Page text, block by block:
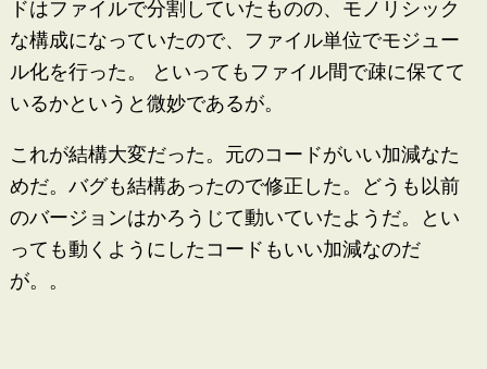
ドはファイルで分割していたものの、モノリシック
な構成になっていたので、ファイル単位でモジュー
ル化を行った。 といってもファイル間で疎に保てて
いるかというと微妙であるが。
これが結構大変だった。元のコードがいい加減なた
めだ。バグも結構あったので修正した。どうも以前
のバージョンはかろうじて動いていたようだ。とい
っても動くようにしたコードもいい加減なのだ
が。。